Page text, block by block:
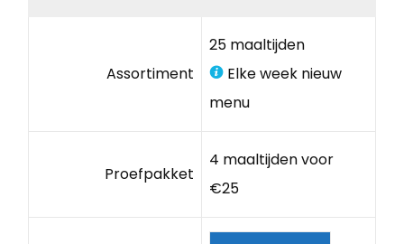
Assortiment
25 maaltijden
Elke week nieuw
menu
Proefpakket
4 maaltijden voor
€25